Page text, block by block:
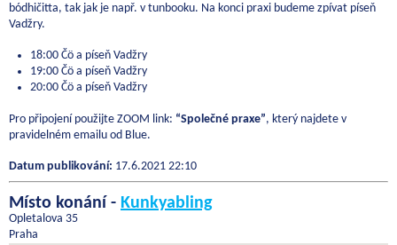
bódhičitta, tak jak je např. v tunbooku. Na konci praxi budeme zpívat píseň
Vadžry.
18:00 Čö a píseň Vadžry
19:00 Čö a píseň Vadžry
20:00 Čö a píseň Vadžry
Pro připojení použijte ZOOM link: “Společné praxe”, který najdete v
pravidelném emailu od Blue.
Datum publikování: 17.6.2021 22:10
Místo konání - Kunkyabling
Opletalova 35
Praha